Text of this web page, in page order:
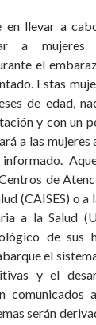
en llevar a
a mujeres
el
Estas
de edad,
y con un
a las
de
(CAISES) o
a la Salud
de sus
el
y el
comunicados
serán